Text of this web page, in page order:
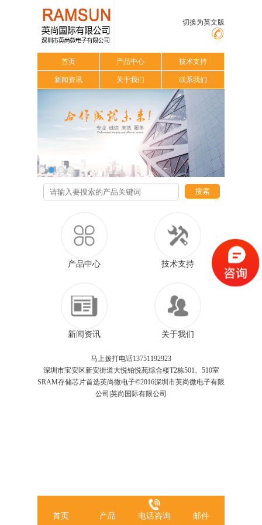
切换为英文版
首页 产品中心 技术支持
新闻资讯 关于我们 联系我们
搜索
产品中心 技术支持
新闻资讯 关于我们
马上拨打电话13751192923
深圳市宝安区新安街道大悦铂悦苑综合楼T2栋501、510室
SRAM存储芯片首选英尚微电子©2016深圳市英尚微电子有限
公司|英尚国际有限公司
首页 产品 电话咨询 邮件